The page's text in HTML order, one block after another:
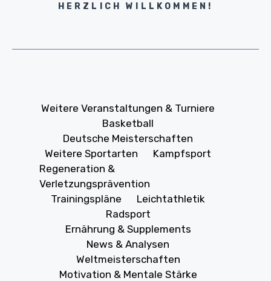
HERZLICH WILLKOMMEN!
Weitere Veranstaltungen & Turniere
Basketball
Deutsche Meisterschaften
Weitere Sportarten
Kampfsport
Regeneration &
Verletzungsprävention
Trainingspläne
Leichtathletik
Radsport
Ernährung & Supplements
News & Analysen
Weltmeisterschaften
Motivation & Mentale Stärke